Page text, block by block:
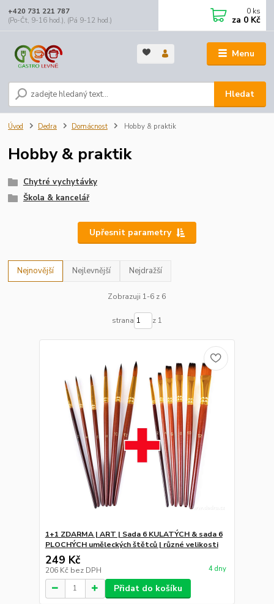
Menu
Hledat
+420 731 221 787
(Po-Čt, 9-16 hod.), (Pá 9-12 hod.)
0 ks
za 0 Kč
Úvod Dedra Domácnost Hobby & praktik
Hobby & praktik
Chytré vychytávky
Škola & kancelář
Upřesnit parametry
Nejnovější Nejlevnější Nejdražší
Zobrazuji 1-6 z 6
strana z 1
1+1 ZDARMA | ART | Sada 6 KULATÝCH & sada 6
PLOCHÝCH uměleckých štětců | různé velikosti
249 Kč
206 Kč bez DPH 4 dny
Přidat do košíku